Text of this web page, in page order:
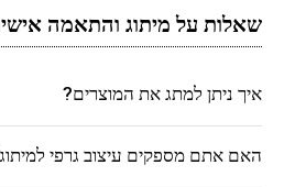
שאלות על מיתוג והתאמה
איך ניתן למתג את המוצרים?
האם אתם מספקים עיצוב גרפי